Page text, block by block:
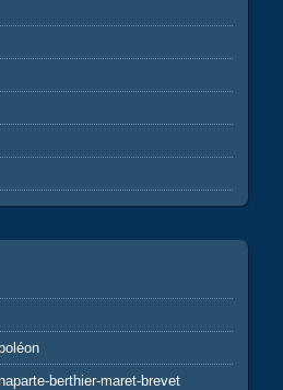
berthier-maret-brevet